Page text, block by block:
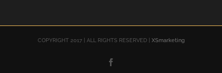
COPYRIGHT 2017 | ALL RIGHTS RESERVED | XSmarketing